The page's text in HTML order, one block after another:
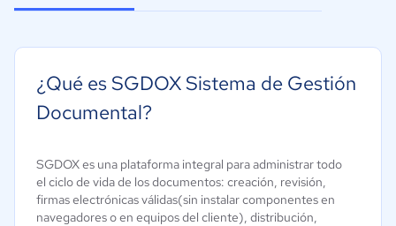
¿Qué es SGDOX Sistema de Gestión
Documental?
SGDOX es una plataforma integral para administrar todo
el ciclo de vida de los documentos: creación, revisión,
firmas electrónicas válidas(sin instalar componentes en
navegadores o en equipos del cliente), distribución,